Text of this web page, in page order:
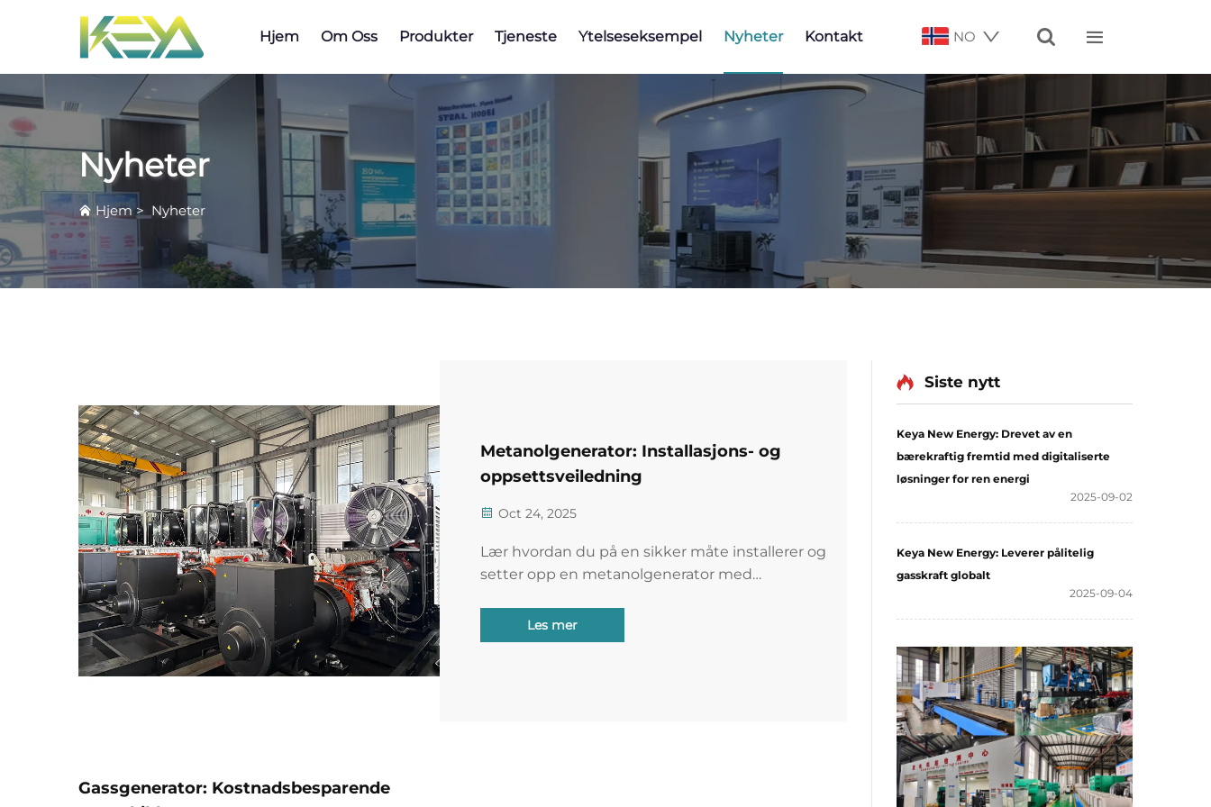
Hjem Om Oss Produkter Tjeneste Ytelseseksempel Nyheter Kontakt NO  
Nyheter
Hjem> Nyheter
Metanolgenerator: Installasjons- og
oppsettsveiledning
Oct 24, 2025
Lær hvordan du på en sikker måte installerer og
setter opp en metanolgenerator med
tilkoblinger og håndtering av drivstoff. Maksimer
effektivitet og etterlevelse – last ned din
Les mer
Gassgenerator: Kostnadsbesparende
Siste nytt
Keya New Energy: Drevet av en
bærekraftig fremtid med digitaliserte
løsninger for ren energi
2025-09-02
Keya New Energy: Leverer pålitelig
gasskraft globalt
2025-09-04